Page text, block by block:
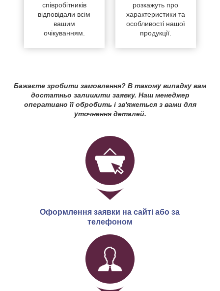
співробітників
відповідали всім
вашим
очікуванням.
розкажуть про
характеристики та
особливості нашої
продукції.
Бажаєте зробити замовлення? В такому випадку вам
достатньо залишити заявку. Наш менеджер
оперативно її обробить і зв'яжеться з вами для
уточнення деталей.
Оформлення заявки на сайті або за
телефоном